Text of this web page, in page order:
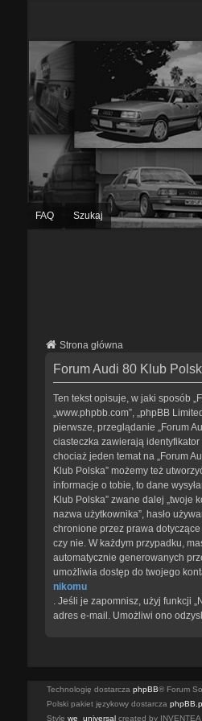
FAQ Szukaj
Strona główna
Forum Audi 80 Klub
Ten tekst opisuje, w jaki sposób
„www.phpbb.com”, „phpBB
pierwsze, przeglądanie „Forum
ciasteczka zawierają
chociaż jeden temat na „Forum
Klub Polska” możemy też
informacje o tobie, to dane
Klub Polska” zwane dalej „twoje
nazwa użytkownika”, hasło
chronione przez prawa
czy nie. W każdym przypadku,
automatycznie generowanych
umożliwia dostęp do twojego
nikomu
. Jeśli je zapomnisz, użyj funkcji
adres e-mail. Umożliwi ono
Technologię dostarcza phpBB® Forum
Polski pakiet językowy dostarcza
Style we_universalcreated by INVENTEA